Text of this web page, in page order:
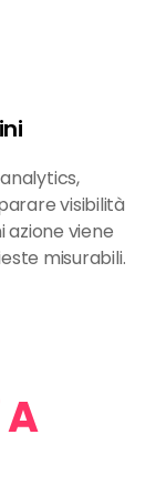
visibilità
azione viene
misurabili.